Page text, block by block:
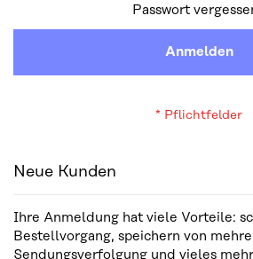
Passwort
Anmelden
Neue Kunden
Ihre Anmeldung hat viele Vorteile:
Bestellvorgang, speichern von
Sendungsverfolgung und vieles